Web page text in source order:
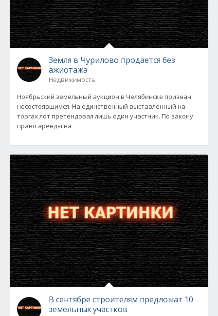
Земля в Чурилово продается без
ажиотажа
Недвижимость
Ноябрьский земельный аукцион в Челябинске признан
несостоявшимся. На единственный выставленный на
торгах лот претендовал лишь один участник. По закону
право аренды на
В сентябре строителям предложат 10
земельных участков